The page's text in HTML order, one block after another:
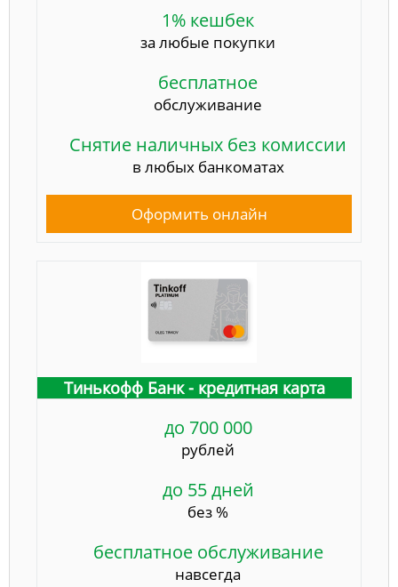
1% кешбек
за любые покупки
бесплатное
обслуживание
Снятие наличных без комиссии
в любых банкоматах
Оформить онлайн
Тинькофф Банк - кредитная карта
до 700 000
рублей
до 55 дней
без %
бесплатное обслуживание
навсегда